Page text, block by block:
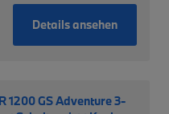
Details ansehen
1200 GS Adventure 3-